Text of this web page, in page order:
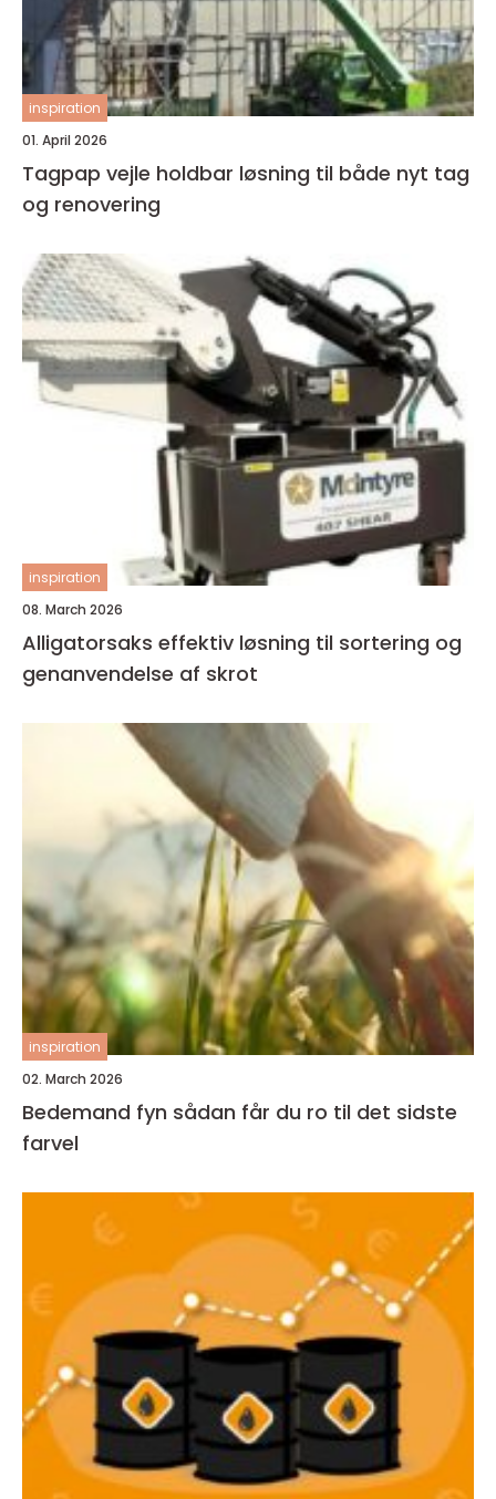
inspiration
01. April 2026
Tagpap vejle holdbar løsning til både nyt tag
og renovering
inspiration
08. March 2026
Alligatorsaks effektiv løsning til sortering og
genanvendelse af skrot
inspiration
02. March 2026
Bedemand fyn sådan får du ro til det sidste
farvel